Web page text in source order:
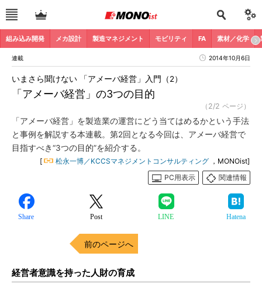
組み込み開発 メカ設計 製造マネジメント モビリティ FA 素材／化学
連載 2014年10月6日
「アメーバ経営」の3つの目的
いまさら聞けない 「アメーバ経営」入門（2）
（2/2 ページ）
「アメーバ経営」を製造業の運営にどう当てはめるかという手法
と事例を解説する本連載。第2回となる今回は、アメーバ経営で
目指すべき“3つの目的”を紹介する。
[ 松永一博／KCCSマネジメントコンサルティング ，MONOist]
PC用表示
関連情報
Share Post LINE Hatena
前のページへ
経営者意識を持った人財の育成